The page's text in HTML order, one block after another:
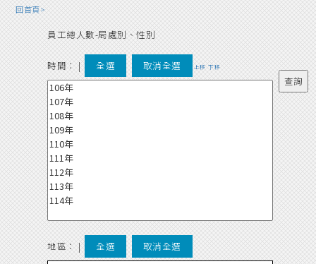
回首頁>
員工總人數-局處別、性別
時間： | 全選 取消全選 上移 下移
地區： | 全選 取消全選